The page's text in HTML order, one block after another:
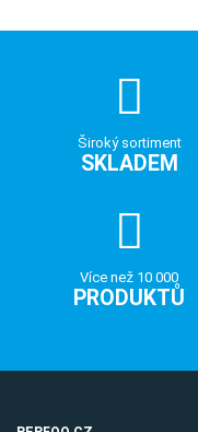
Široký sortiment
SKLADEM
Více než 10 000
PRODUKTŮ